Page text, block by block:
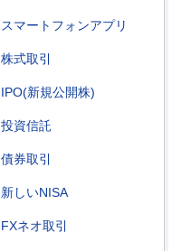
スマートフォンアプリ
株式取引
IPO(新規公開株)
投資信託
債券取引
新しいNISA
FXネオ取引